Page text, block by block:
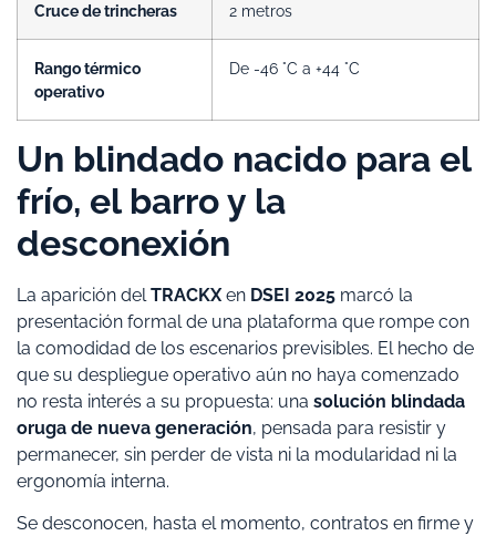
Cruce de trincheras 2 metros
Rango térmico
operativo
De -46 °C a +44 °C
Un blindado nacido para el
frío, el barro y la
desconexión
La aparición delTRACKXen DSEI 2025 marcó la
presentación formal de una plataforma que rompe con
la comodidad de los escenarios previsibles. El hecho de
que su despliegue operativo aún no haya comenzado
no resta interés a su propuesta: una solución blindada
oruga de nueva generación, pensada para resistir y
permanecer, sin perder de vista ni la modularidad ni la
ergonomía interna.
Se desconocen, hasta el momento, contratos en firme y